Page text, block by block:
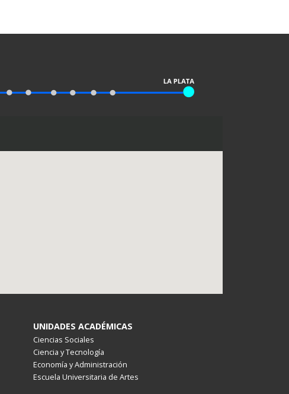
UNIDADES ACADÉMICAS
Ciencias Sociales
Ciencia y Tecnología
Economía y Administración
Escuela Universitaria de Artes